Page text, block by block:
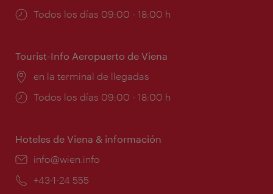
Horarios
Todos los días 09:00 - 18:00 h
Tourist-Info Aeropuerto de Viena
Lugar:
en la terminal de llegadas
Horarios
Todos los días 09:00 - 18:00 h
Hoteles de Viena & información
e-
info@wien.info
Teléfono:
+43-1-24 555